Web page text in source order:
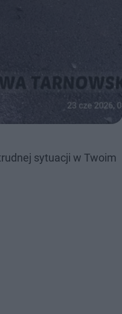
sytuacji w Twoim